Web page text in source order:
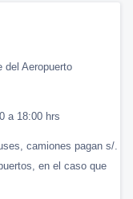
del Aeropuerto
a 18:00 hrs
camiones pagan s/.
en el caso que